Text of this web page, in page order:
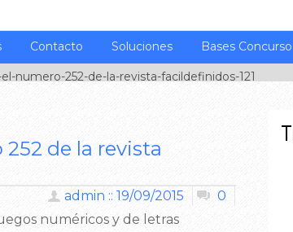
Contacto Soluciones Bases Concurso
numero-252-de-la-revista-facildefinidos-121
de la revista
0
admin :: 19/09/2015
numéricos y de letras